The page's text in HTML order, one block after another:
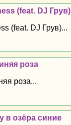
(feat. DJ Грув)
(feat. DJ Грув)...
роза
роза...
в озёра синие